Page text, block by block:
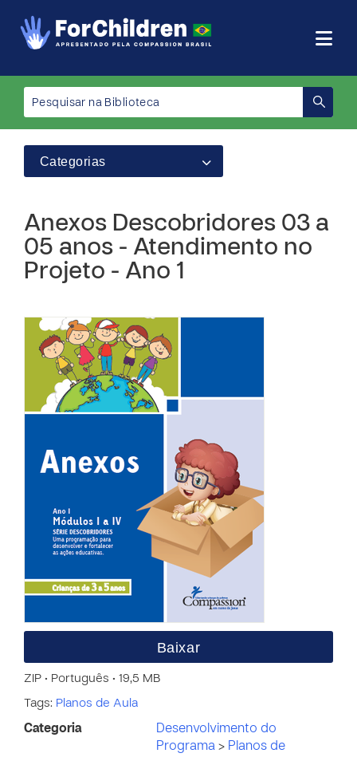
Categorias
Anexos Descobridores 03 a
05 anos - Atendimento no
Projeto - Ano 1
Baixar
ZIP • Português • 19,5 MB
Tags: Planos de Aula
Categoria
Desenvolvimento do
Programa > Planos de